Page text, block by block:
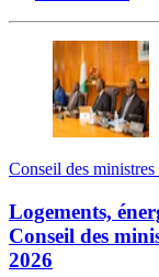
Conseil des
Logements,
Conseil des
2026